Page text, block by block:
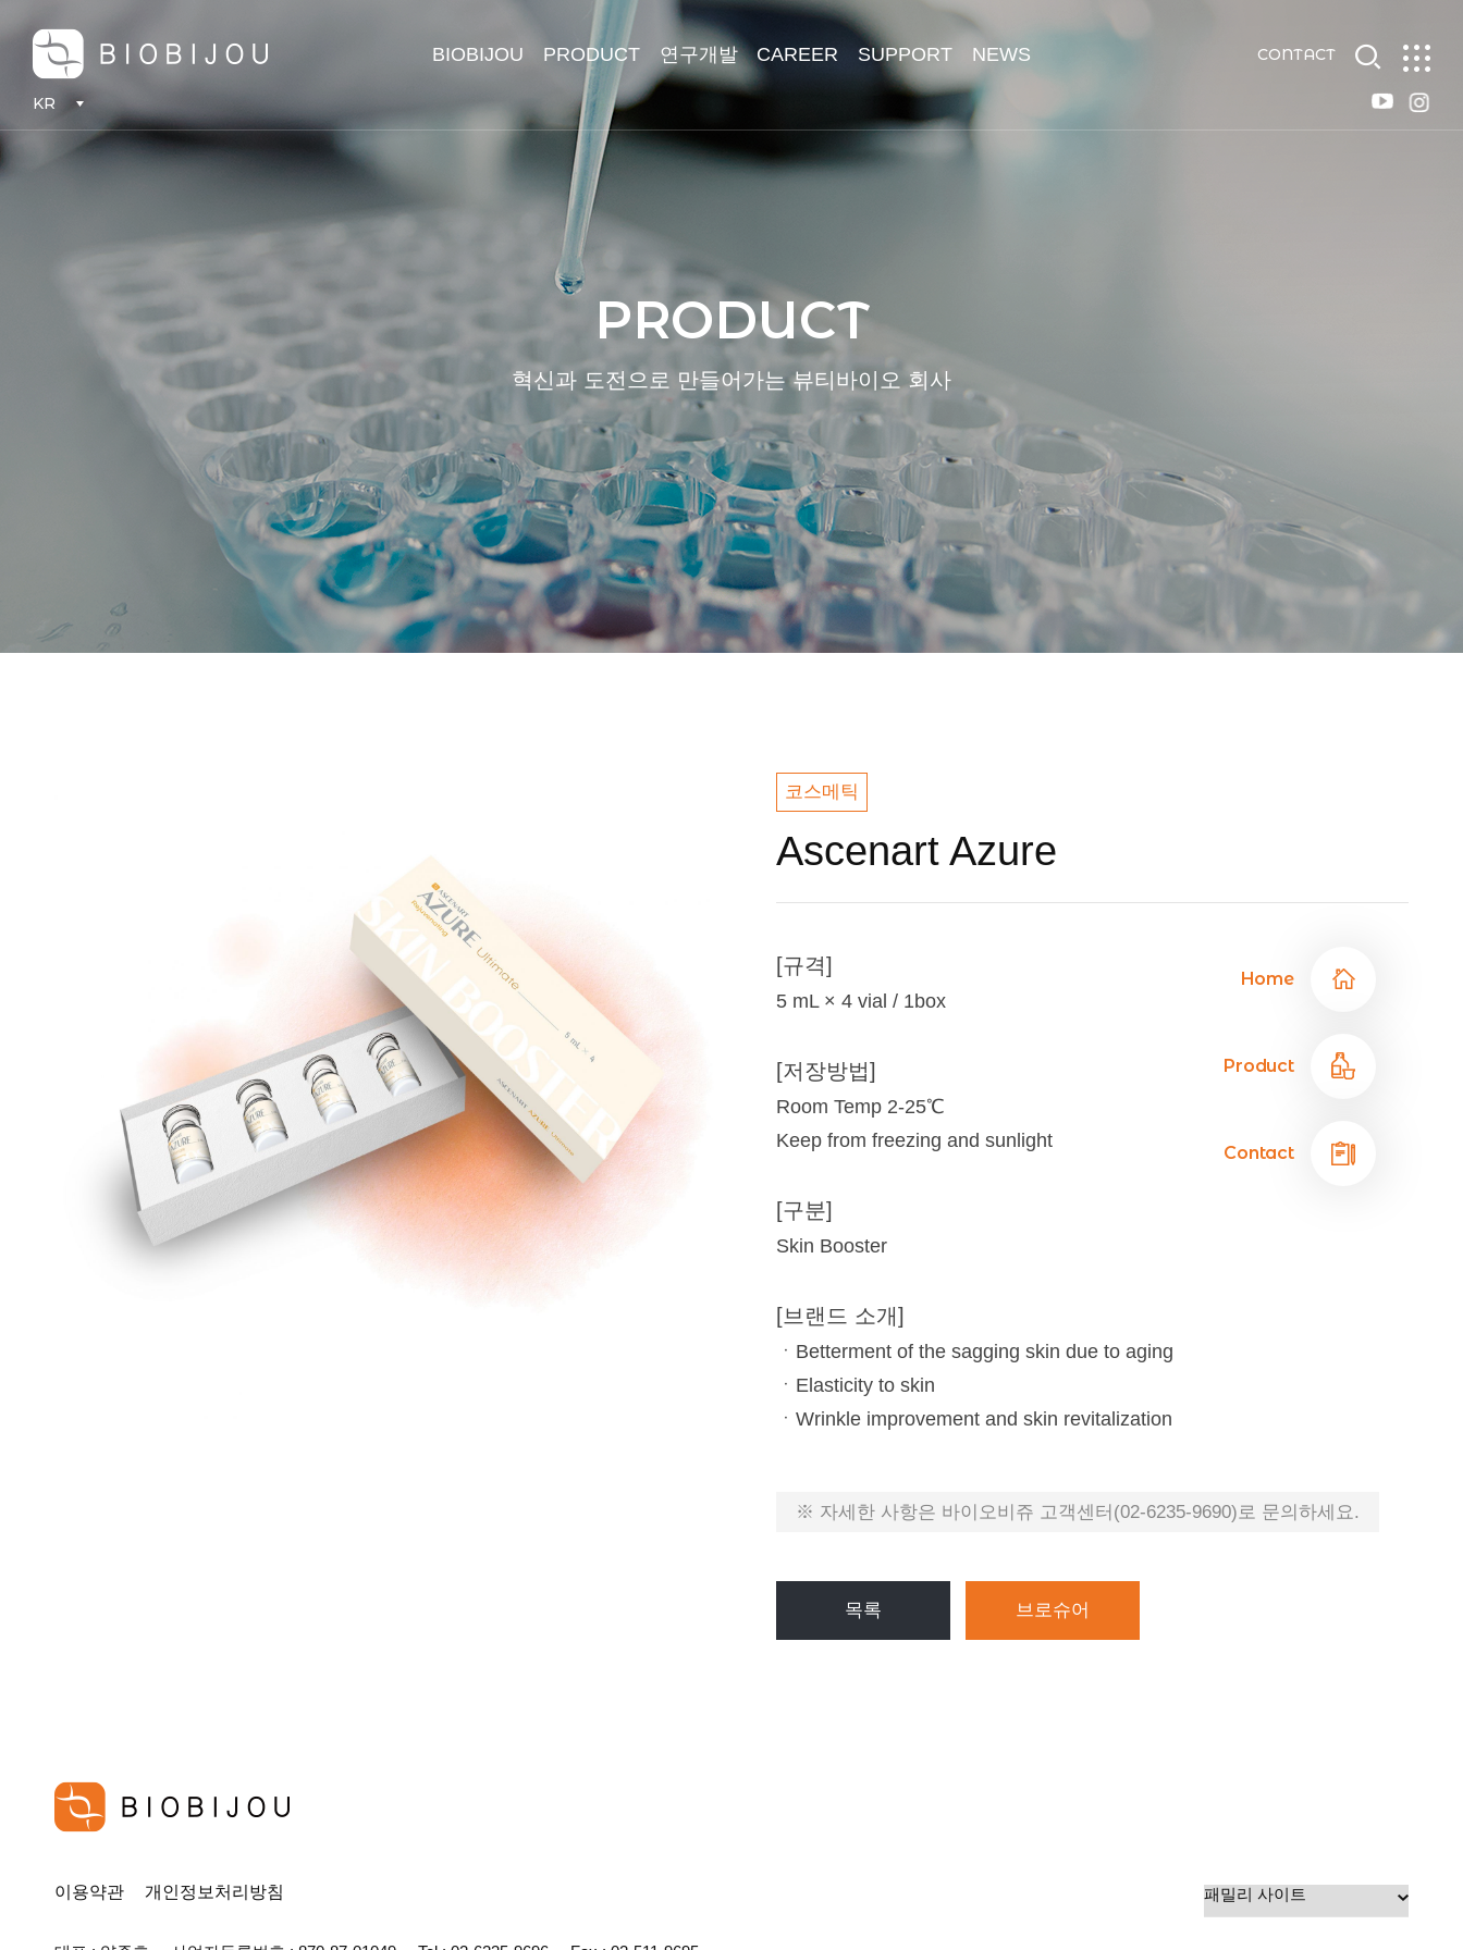
Home
Product
Contact
KR
BIOBIJOU PRODUCT 연구개발 CAREER SUPPORT NEWS CONTACT
PRODUCT
혁신과 도전으로 만들어가는 뷰티바이오 회사
코스메틱
Ascenart Azure
[규격]
5 mL × 4 vial / 1box
[저장방법]
Room Temp 2-25℃
Keep from freezing and sunlight
[구분]
Skin Booster
[브랜드 소개]
ㆍBetterment of the sagging skin due to aging
ㆍElasticity to skin
ㆍWrinkle improvement and skin revitalization
※ 자세한 사항은 바이오비쥬 고객센터(02-6235-9690)로 문의하세요.
목록 브로슈어
이용약관 개인정보처리방침